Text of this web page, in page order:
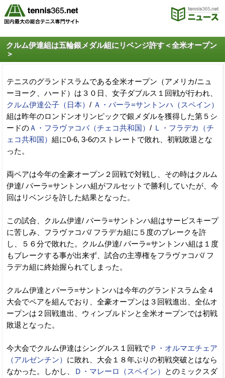
クルム伊達組は五輪銀メダル組にリベンジ許す＜全米オープン
＞
テニスのグランドスラムである全米オープン（アメリカ/ニュ
ーヨーク、ハード）は３０日、女子ダブルス１回戦が行われ、
クルム伊達公子（日本） / Ａ・パーラ=サントンハ（スペイン）
組は昨年のロンドンオリンピックで銀メダルを獲得した第５シ
ードのＡ・フラヴァコバ（チェコ共和国） / Ｌ・フラデカ（チ
ェコ共和国） 組に0-6, 3-6のストレートで敗れ、初戦敗退とな
った。
両ペアは今年の全豪オープン２回戦で対戦し、その時はクルム
伊達/ パーラ=サントンハ組がフルセットで勝利していたが、今
回はリベンジを許した結果となった。
この試合、クルム伊達/ パーラ=サントンハ組はサービスキープ
に苦しみ、フラヴァコバ/ フラデカ組に５度のブレークを許
し、５６分で敗れた。クルム伊達/ パーラ=サントンハ組は１度
もブレークする事が出来ず、試合の主導権をフラヴァコバ/ フ
ラデカ組に終始握られてしまった。
クルム伊達とパーラ=サントンハは今年のグランドスラム全４
大会でペアを組んでおり、全豪オープンは３回戦進出、全仏オ
ープンは２回戦進出、ウィンブルドンと全米オープンでは初戦
敗退となった。
今大会でクルム伊達はシングルス１回戦で Ｐ・オルマエチェア
（アルゼンチン） に敗れ、大会１８年ぶりの初戦突破とはなら
なかった。しかし、
Ｄ・マレーロ（スペイン）
とのミックスダ